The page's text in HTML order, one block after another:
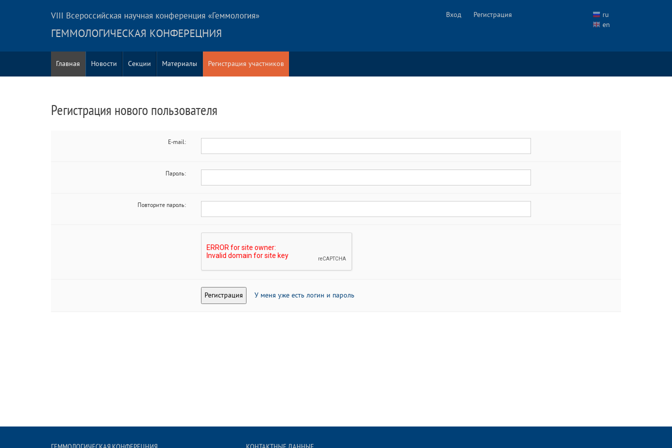
VIII Всероссийская научная конференция «Геммология»
ГЕММОЛОГИЧЕСКАЯ КОНФЕРЕЦНИЯ
Вход Регистрация
ru
en
Главная Новости Секции Материалы Регистрация участников
Регистрация нового пользователя
E-mail:
Пароль:
Повторите пароль:
У меня уже есть логин и пароль